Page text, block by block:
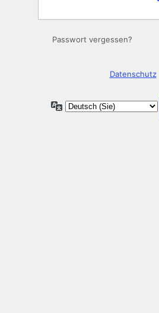
Passwort vergessen?
Datenschutz
Sprache